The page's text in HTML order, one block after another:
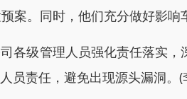
案。同时，他们充分做好影
级管理人员强化责任落实，
员责任，避免出现源头漏洞。